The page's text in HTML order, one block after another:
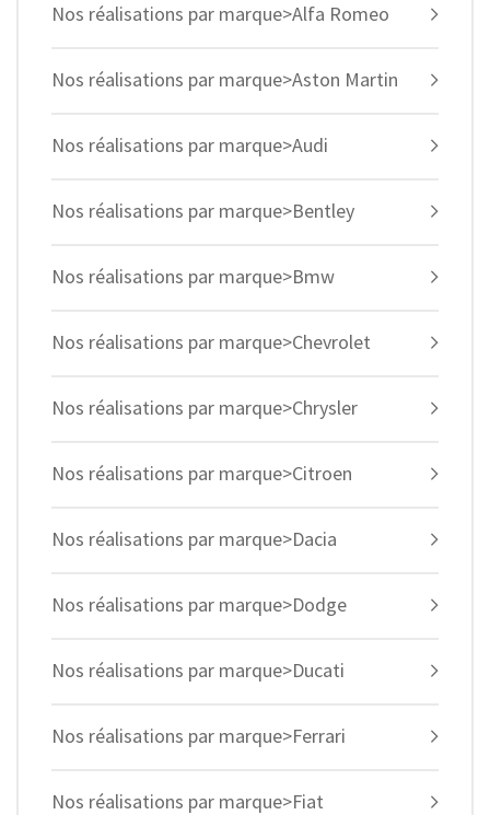
Nos réalisations par marque>Alfa Romeo
Nos réalisations par marque>Aston Martin
Nos réalisations par marque>Audi
Nos réalisations par marque>Bentley
Nos réalisations par marque>Bmw
Nos réalisations par marque>Chevrolet
Nos réalisations par marque>Chrysler
Nos réalisations par marque>Citroen
Nos réalisations par marque>Dacia
Nos réalisations par marque>Dodge
Nos réalisations par marque>Ducati
Nos réalisations par marque>Ferrari
Nos réalisations par marque>Fiat